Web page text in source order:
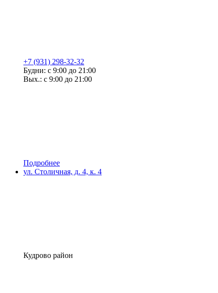
+7 (931) 298-32-32
Будни: с 9:00 до 21:00
Вых.: с 9:00 до 21:00
Подробнее
ул. Столичная, д. 4, к. 4
Кудрово район